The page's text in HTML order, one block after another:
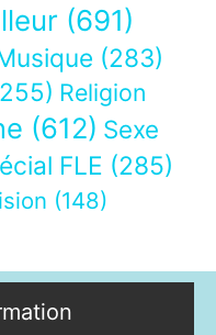
(691)
(283)
Religion
(612) Sexe
FLE (285)
(148)